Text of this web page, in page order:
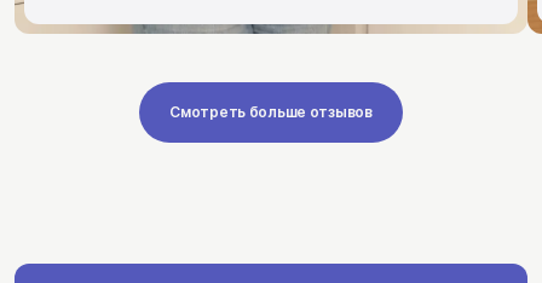
Смотреть больше отзывов